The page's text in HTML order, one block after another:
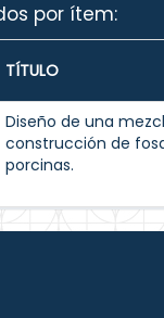
por ítem:
TÍTULO
Diseño de una
construcción de
porcinas.